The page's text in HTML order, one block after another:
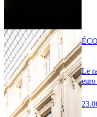
Le
euro